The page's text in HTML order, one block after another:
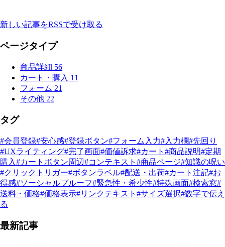
新しい記事をRSSで受け取る
ページタイプ
商品詳細 56
カート・購入 11
フォーム 21
その他 22
タグ
#会員登録#安心感#登録ボタン#フォーム入力#入力欄#先回り
#UXライティング#完了画面#価値訴求#カート #商品説明#定期
購入#カートボタン周辺#コンテキスト #商品ページ#知識の呪い
#クリックトリガー#ボタンラベル#配送・出荷#カート注記#お
得感#ソーシャルプルーフ#緊急性・希少性#特殊画面#検索窓#
送料・価格#価格表示#リンクテキスト #サイズ選択#数字で伝え
る
最新記事